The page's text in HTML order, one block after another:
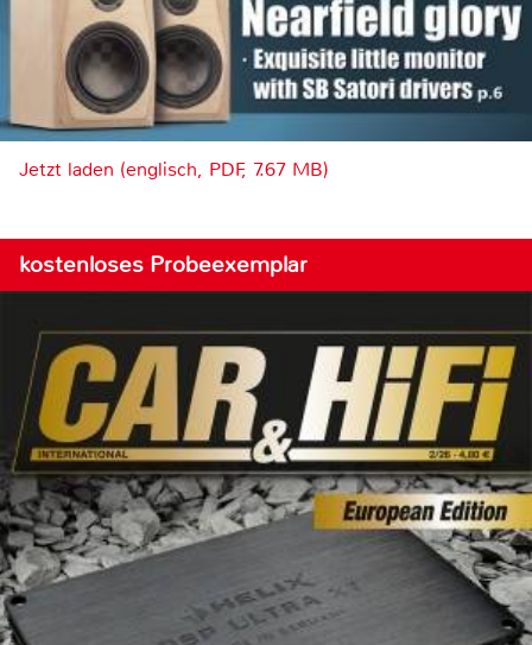
Jetzt laden (englisch, PDF, 7.67 MB)
kostenloses Probeexemplar